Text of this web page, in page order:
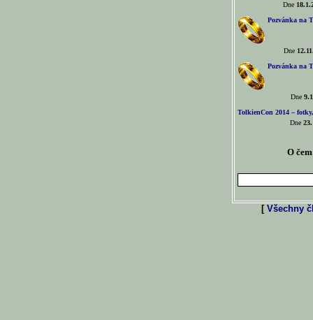
Dne
Pozvánka na
Dne
Pozvánka na
Dne
TolkienCon 2014 –
Dne
O
[ Všechny